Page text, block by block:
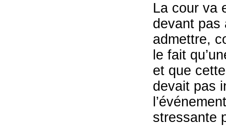
La cour va
devant pas
admettre,
le fait
et que
devait pas
stressante